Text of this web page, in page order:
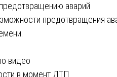
аварий
предотвращения
видео
в момент ДТП